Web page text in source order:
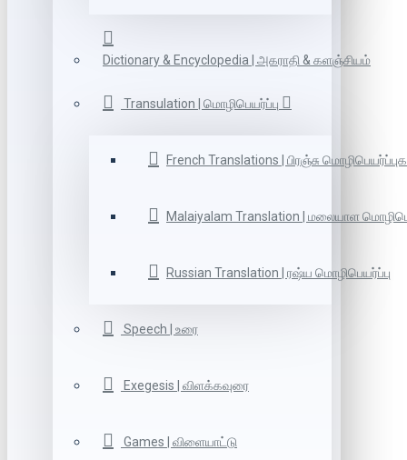
Dictionary & Encyclopedia | அகராதி & களஞ்சியம்
Transulation | மொழிபெயர்ப்பு
French Translations | பிரஞ்சு
Malaiyalam Translation | மலையாள
Russian Translation | ரஷ்ய மொழிபெயர்ப்பு
Speech | உரை
Exegesis | விளக்கவுரை
Games | விளையாட்டு